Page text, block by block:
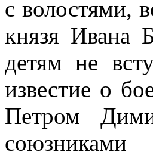
с волостями,
князя Ивана
детям не
известие о
Петром